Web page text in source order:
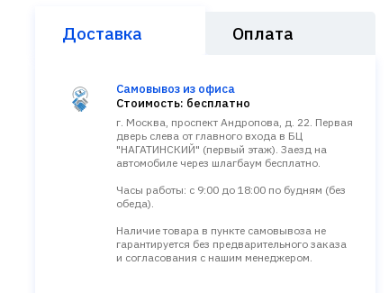
Доставка Оплата
Самовывоз из офиса
Стоимость: бесплатно
г. Москва, проспект Андропова, д. 22. Первая
дверь слева от главного входа в БЦ
"НАГАТИНСКИЙ" (первый этаж). Заезд на
автомобиле через шлагбаум бесплатно.
Часы работы: с 9:00 до 18:00 по будням (без
обеда).
Наличие товара в пункте самовывоза не
гарантируется без предварительного заказа
и согласования с нашим менеджером.